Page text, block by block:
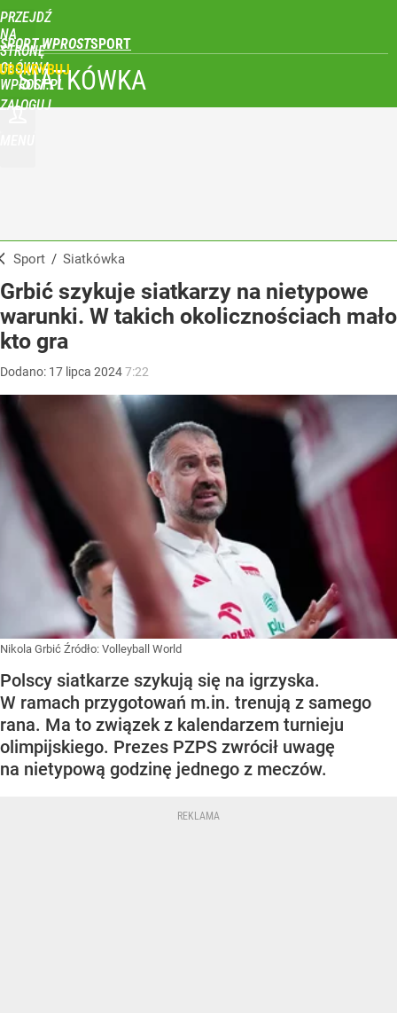
PRZEJDŹ
NA
STRONĘ
GŁÓWNĄ
WPROST.PL
SPORT WPROST
ZALOGUJ
SIATKÓWKA
Sport / Siatkówka
Grbić szykuje siatkarzy na nietypowe
warunki. W takich okolicznościach mało
kto gra
Dodano: 17 lipca 20247:22
Nikola Grbić Źródło: Volleyball World
Polscy siatkarze szykują się na igrzyska.
W ramach przygotowań m.in. trenują z samego
rana. Ma to związek z kalendarzem turnieju
olimpijskiego. Prezes PZPS zwrócił uwagę
na nietypową godzinę jednego z meczów.